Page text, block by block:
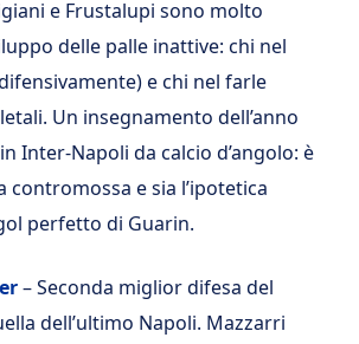
e Frustalupi sono molto
delle palle inattive: chi nel
e chi nel farle
Un insegnamento dell’anno
Inter-Napoli da calcio d’angolo: è
contromossa e sia l’ipotetica
perfetto di Guarin.
– Seconda miglior difesa del
dell’ultimo Napoli. Mazzarri